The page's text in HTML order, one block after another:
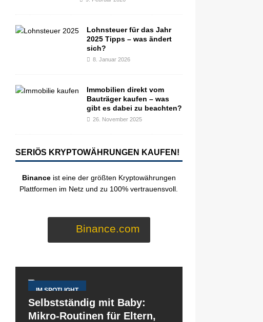
Lohnsteuer für das Jahr
2025 Tipps – was ändert
sich?
8. Januar 2026
Immobilien direkt vom
Bauträger kaufen – was
gibt es dabei zu beachten?
26. November 2025
SERIÖS KRYPTOWÄHRUNGEN KAUFEN!
Binanceist eine der größten Kryptowährungen
Plattformen im Netz und zu 100% vertrauensvoll.
Binance.com
IM SPOTLIGHT
Selbstständig mit Baby:
Mikro-Routinen für Eltern,